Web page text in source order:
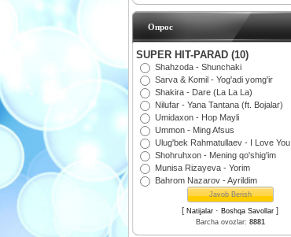
Oпрос
SUPER HIT-PARAD (10)
Shahzoda - Shunchaki
Sarva & Komil - Yog'adi yomg'ir
Shakira - Dare (La La La)
Nilufar - Yana Tantana (ft. Bojalar)
Umidaxon - Hop Mayli
Ummon - Ming Afsus
Ulug'bek Rahmatullaev - I Love You
Shohruhxon - Mening qo'shig'im
Munisa Rizayeva - Yorim
Bahrom Nazarov - Ayrildim
[ Natijalar · Boshqa Savollar ]
Barcha ovozlar: 8881